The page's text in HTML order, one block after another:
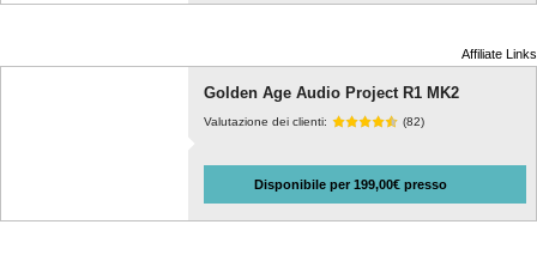
Affiliate Links
Golden Age Audio Project R1 MK2
Valutazione dei clienti: (82)
Disponibile per 199,00€ presso